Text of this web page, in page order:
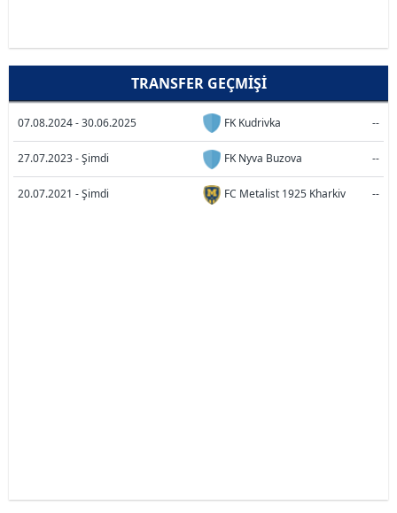
TRANSFER GEÇMIŞI
07.08.2024 - 30.06.2025 FK Kudrivka --
27.07.2023 - Şimdi FK Nyva Buzova --
20.07.2021 - Şimdi FC Metalist 1925 Kharkiv --